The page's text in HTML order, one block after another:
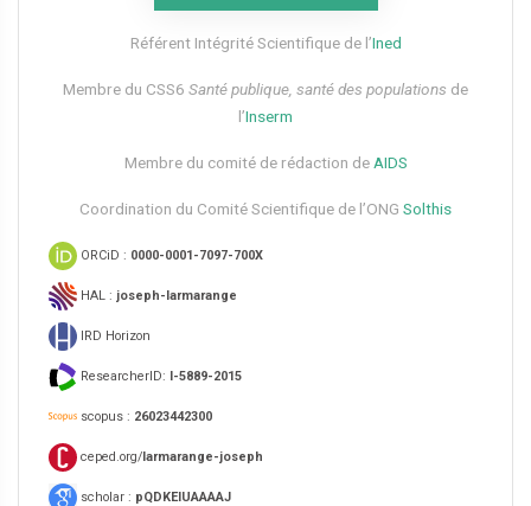
Référent Intégrité Scientifique de l’Ined
Membre du CSS6​ Santé publique, santé des populations de
l’Inserm
Membre du comité de rédaction de AIDS
Coordination du Comité Scientifique de l’ONG Solthis
ORCiD : 0000-0001-7097-700X
HAL : joseph-larmarange
IRD Horizon
ResearcherID: I-5889-2015
scopus : 26023442300
ceped.org/larmarange-joseph
scholar : pQDKEIUAAAAJ